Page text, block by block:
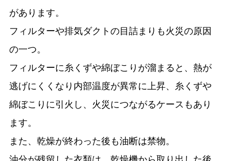
があります。
フィルターや排気ダクトの目詰まりも火災の原因
の一つ。
フィルターに糸くずや綿ぼこりが溜まると、熱が
逃げにくくなり内部温度が異常に上昇、糸くずや
綿ぼこりに引火し、火災につながるケースもあり
ます。
また、乾燥が終わった後も油断は禁物。